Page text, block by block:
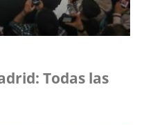
Todas las